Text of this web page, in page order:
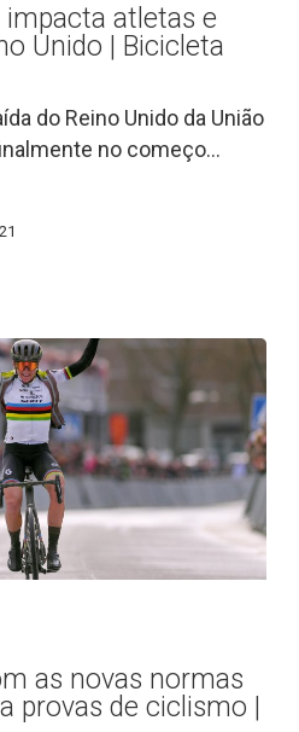
impacta atletas e
Unido | Bicicleta
do Reino Unido da União
no começo…
as novas normas
provas de ciclismo |